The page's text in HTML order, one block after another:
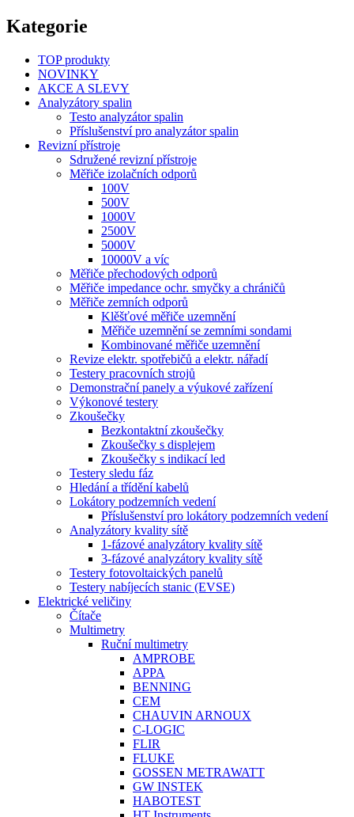
Kategorie
TOP produkty
NOVINKY
AKCE A SLEVY
Analyzátory spalin
Testo analyzátor spalin
Příslušenství pro analyzátor spalin
Revizní přístroje
Sdružené revizní přístroje
Měřiče izolačních odporů
100V
500V
1000V
2500V
5000V
10000V a víc
Měřiče přechodových odporů
Měřiče impedance ochr. smyčky a chráničů
Měřiče zemních odporů
Klěšťové měřiče uzemnění
Měřiče uzemnění se zemními sondami
Kombinované měřiče uzemnění
Revize elektr. spotřebičů a elektr. nářadí
Testery pracovních strojů
Demonstrační panely a výukové zařízení
Výkonové testery
Zkoušečky
Bezkontaktní zkoušečky
Zkoušečky s displejem
Zkoušečky s indikací led
Testery sledu fáz
Hledání a třídění kabelů
Lokátory podzemních vedení
Příslušenství pro lokátory podzemních vedení
Analyzátory kvality sítě
1-fázové analyzátory kvality sítě
3-fázové analyzátory kvality sítě
Testery fotovoltaických panelů
Testery nabíjecích stanic (EVSE)
Elektrické veličiny
Čítače
Multimetry
Ruční multimetry
AMPROBE
APPA
BENNING
CEM
CHAUVIN ARNOUX
C-LOGIC
FLIR
FLUKE
GOSSEN METRAWATT
GW INSTEK
HABOTEST